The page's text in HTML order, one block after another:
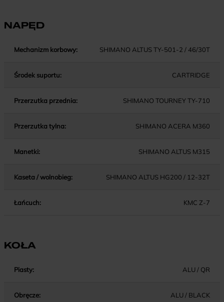
NAPĘD
Mechanizm korbowy: SHIMANO ALTUS TY-501-2 / 46/30T
Środek suportu: CARTRIDGE
Przerzutka przednia: SHIMANO TOURNEY TY-710
Przerzutka tylna: SHIMANO ACERA M360
Manetki: SHIMANO ALTUS M315
Kaseta / wolnobieg: SHIMANO ALTUS HG200 / 12-32T
Łańcuch: KMC Z-7
KOŁA
Piasty: ALU / QR
Obręcze: ALU / BLACK